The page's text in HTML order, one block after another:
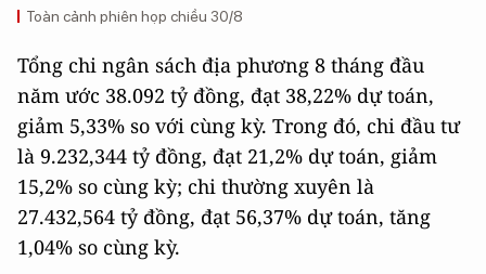
Toàn cảnh phiên họp chiều 30/8
Tổng chi ngân sách địa phương 8 tháng đầu
năm ước 38.092 tỷ đồng, đạt 38,22% dự toán,
giảm 5,33% so với cùng kỳ. Trong đó, chi đầu tư
là 9.232,344 tỷ đồng, đạt 21,2% dự toán, giảm
15,2% so cùng kỳ; chi thường xuyên là
27.432,564 tỷ đồng, đạt 56,37% dự toán, tăng
1,04% so cùng kỳ.